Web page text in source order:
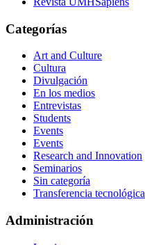
Categorías
Art and Culture
Cultura
Divulgación
En los medios
Entrevistas
Students
Events
Events
Research and Innovation
Seminarios
Sin categoría
Transferencia tecnológica
Administración